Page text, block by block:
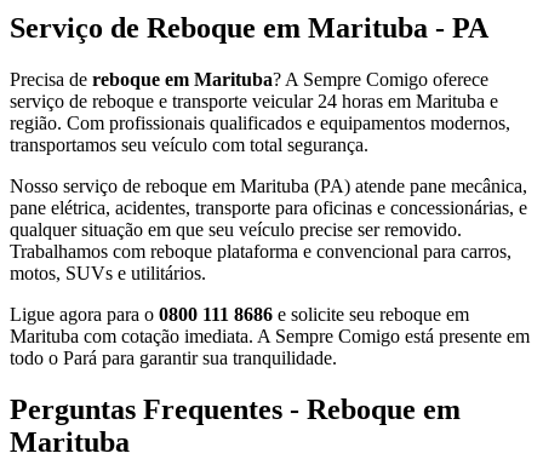
Serviço de Reboque em Marituba - PA
Precisa de reboque em Marituba? A Sempre Comigo oferece
serviço de reboque e transporte veicular 24 horas em Marituba e
região. Com profissionais qualificados e equipamentos modernos,
transportamos seu veículo com total segurança.
Nosso serviço de reboque em Marituba (PA) atende pane mecânica,
pane elétrica, acidentes, transporte para oficinas e concessionárias, e
qualquer situação em que seu veículo precise ser removido.
Trabalhamos com reboque plataforma e convencional para carros,
motos, SUVs e utilitários.
Ligue agora para o 0800 111 8686 e solicite seu reboque em
Marituba com cotação imediata. A Sempre Comigo está presente em
todo o Pará para garantir sua tranquilidade.
Perguntas Frequentes - Reboque em
Marituba